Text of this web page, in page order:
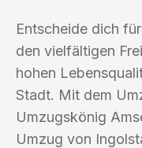
Entscheide dich
den vielfältigen
hohen
Stadt. Mit dem
Umzugskönig
Umzug von